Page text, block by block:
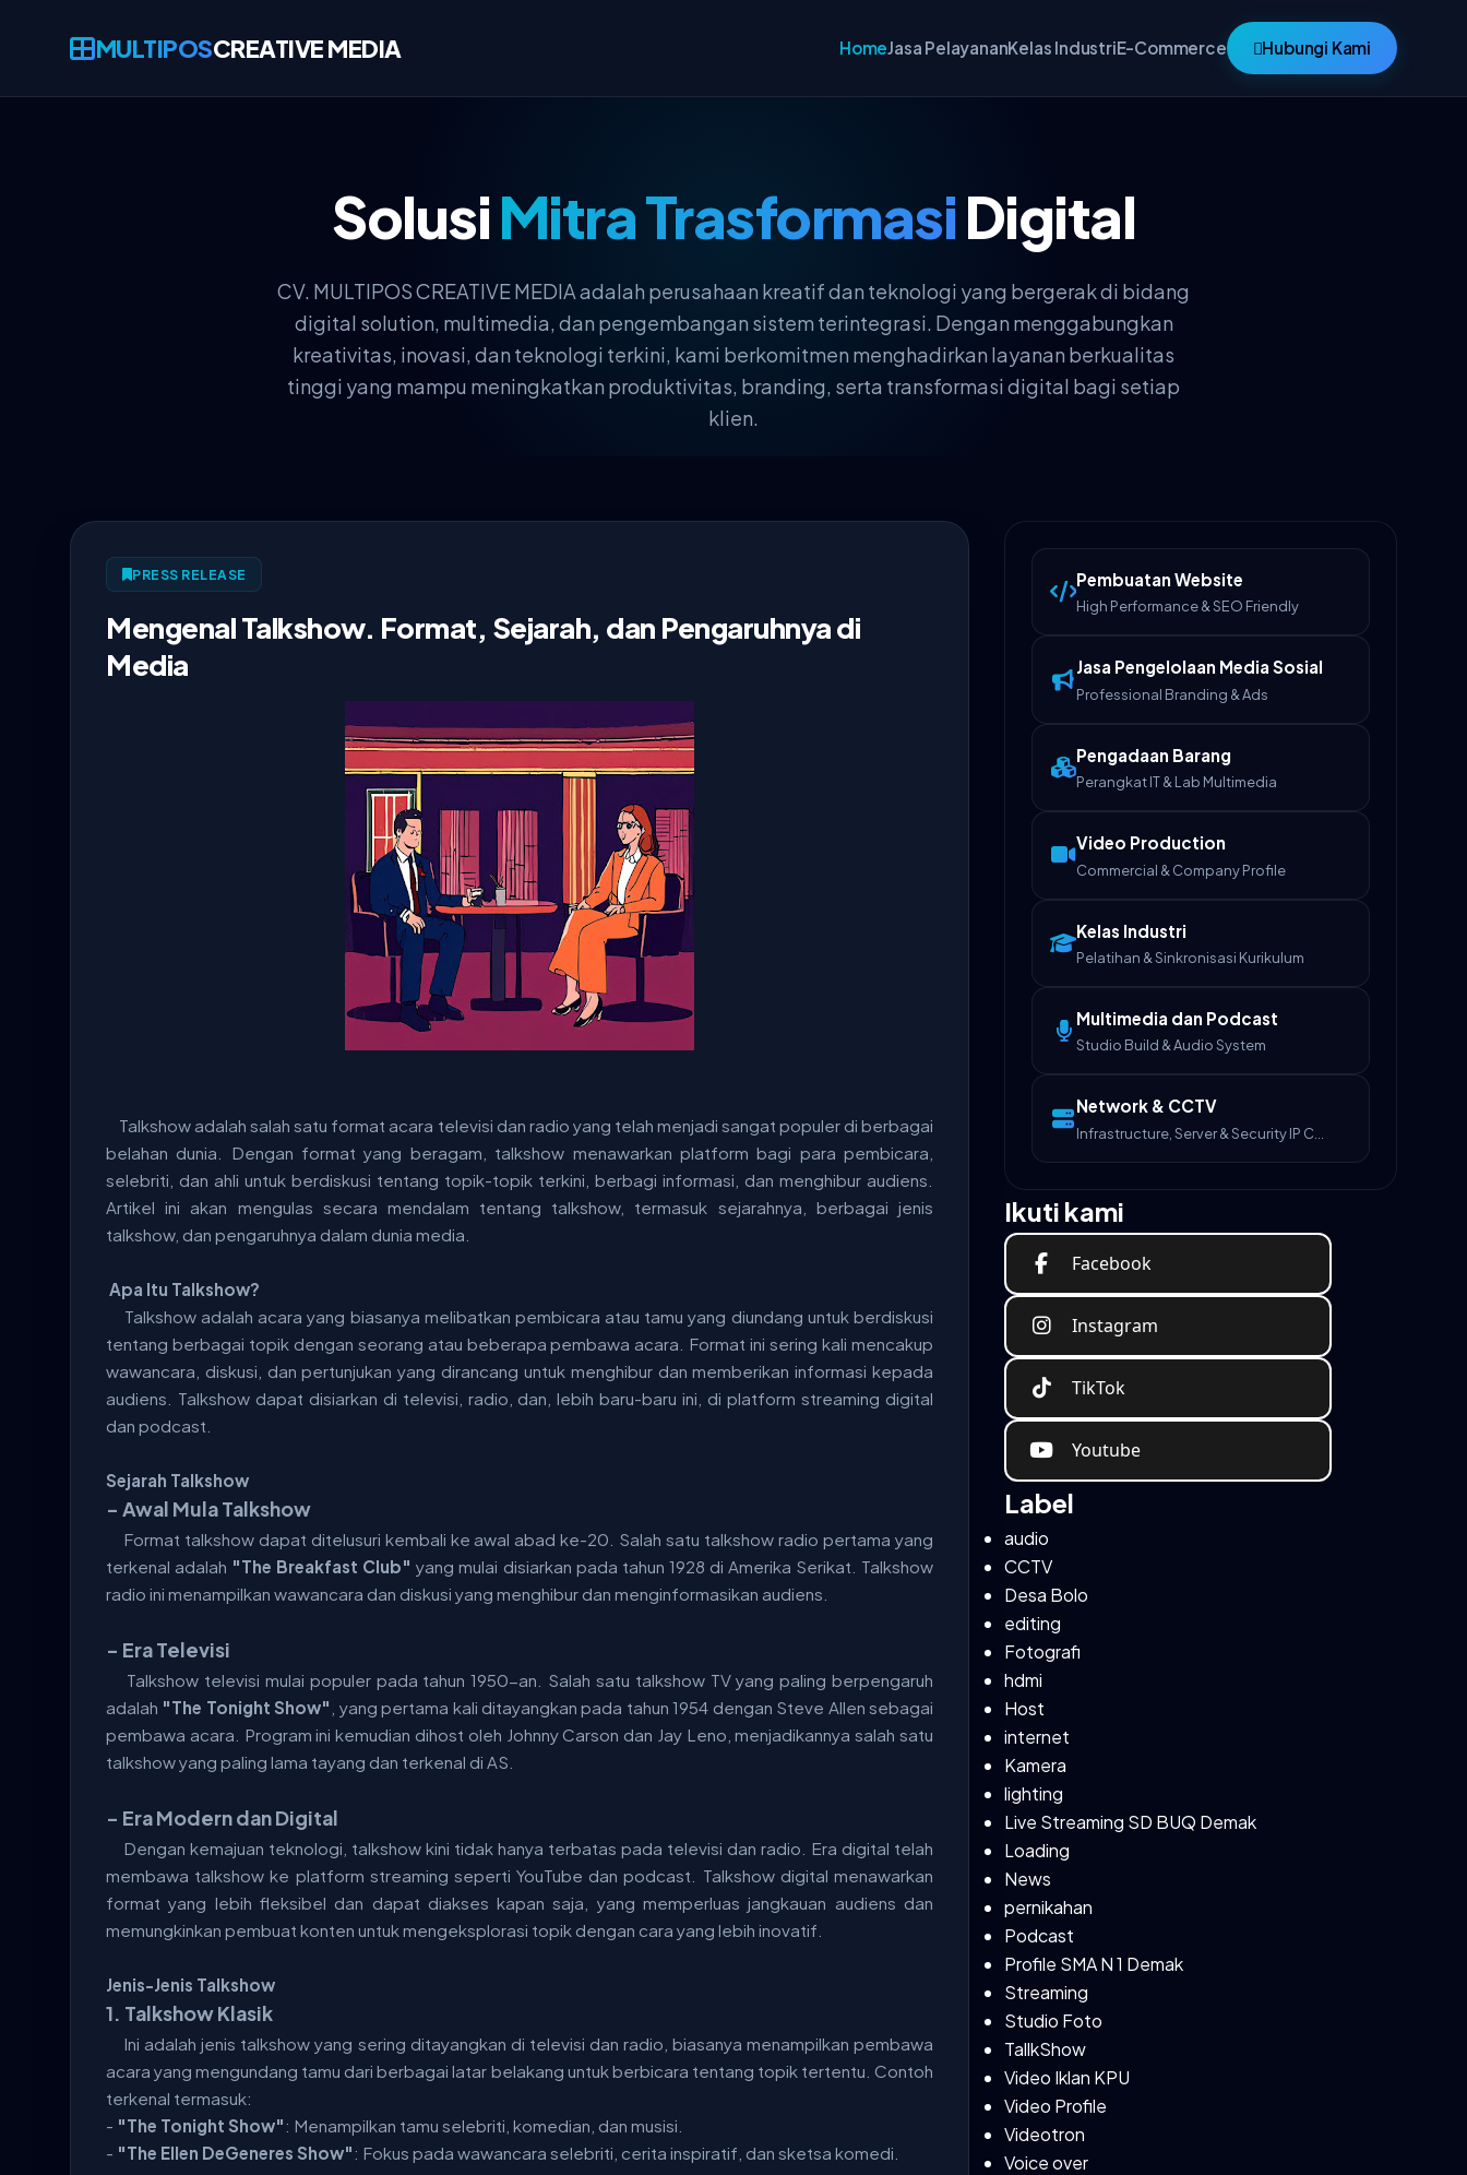
MULTIPOSCREATIVE MEDIA HomeJasa PelayananKelas IndustriE-Commerce Hubungi Kami
SolusiMitra TrasformasiDigital
CV. MULTIPOS CREATIVE MEDIA adalah perusahaan kreatif dan teknologi yang bergerak di bidang
digital solution, multimedia, dan pengembangan sistem terintegrasi. Dengan menggabungkan
kreativitas, inovasi, dan teknologi terkini, kami berkomitmen menghadirkan layanan berkualitas
tinggi yang mampu meningkatkan produktivitas, branding, serta transformasi digital bagi setiap
klien.
PRESS RELEASE
Mengenal Talkshow. Format, Sejarah, dan Pengaruhnya di
Media
Talkshow adalah salah satu format acara televisi dan radio yang telah menjadi sangat populer di berbagai
belahan dunia. Dengan format yang beragam, talkshow menawarkan platform bagi para pembicara,
selebriti, dan ahli untuk berdiskusi tentang topik-topik terkini, berbagi informasi, dan menghibur audiens.
Artikel ini akan mengulas secara mendalam tentang talkshow, termasuk sejarahnya, berbagai jenis
talkshow, dan pengaruhnya dalam dunia media.
Apa Itu Talkshow?
Talkshow adalah acara yang biasanya melibatkan pembicara atau tamu yang diundang untuk berdiskusi
tentang berbagai topik dengan seorang atau beberapa pembawa acara. Format ini sering kali mencakup
wawancara, diskusi, dan pertunjukan yang dirancang untuk menghibur dan memberikan informasi kepada
audiens. Talkshow dapat disiarkan di televisi, radio, dan, lebih baru-baru ini, di platform streaming digital
dan podcast.
Sejarah Talkshow
- Awal Mula Talkshow
Format talkshow dapat ditelusuri kembali ke awal abad ke-20. Salah satu talkshow radio pertama yang
terkenal adalah "The Breakfast Club" yang mulai disiarkan pada tahun 1928 di Amerika Serikat. Talkshow
radio ini menampilkan wawancara dan diskusi yang menghibur dan menginformasikan audiens.
- Era Televisi
Talkshow televisi mulai populer pada tahun 1950-an. Salah satu talkshow TV yang paling berpengaruh
adalah "The Tonight Show" , yang pertama kali ditayangkan pada tahun 1954 dengan Steve Allen sebagai
pembawa acara. Program ini kemudian dihost oleh Johnny Carson dan Jay Leno, menjadikannya salah satu
talkshow yang paling lama tayang dan terkenal di AS.
- Era Modern dan Digital
Dengan kemajuan teknologi, talkshow kini tidak hanya terbatas pada televisi dan radio. Era digital telah
membawa talkshow ke platform streaming seperti YouTube dan podcast. Talkshow digital menawarkan
format yang lebih fleksibel dan dapat diakses kapan saja, yang memperluas jangkauan audiens dan
memungkinkan pembuat konten untuk mengeksplorasi topik dengan cara yang lebih inovatif.
Jenis-Jenis Talkshow
1. Talkshow Klasik
Ini adalah jenis talkshow yang sering ditayangkan di televisi dan radio, biasanya menampilkan pembawa
acara yang mengundang tamu dari berbagai latar belakang untuk berbicara tentang topik tertentu. Contoh
terkenal termasuk:
- "The Tonight Show": Menampilkan tamu selebriti, komedian, dan musisi.
- "The Ellen DeGeneres Show": Fokus pada wawancara selebriti, cerita inspiratif, dan sketsa komedi.
Pembuatan Website
High Performance & SEO Friendly
Jasa Pengelolaan Media Sosial
Professional Branding & Ads
Pengadaan Barang
Perangkat IT & Lab Multimedia
Video Production
Commercial & Company Profile
Kelas Industri
Pelatihan & Sinkronisasi Kurikulum
Multimedia dan Podcast
Studio Build & Audio System
Network & CCTV
Ikuti kami
Facebook
Instagram
TikTok
Youtube
Label
audio
CCTV
Desa Bolo
editing
Fotografi
hdmi
Host
internet
Kamera
lighting
Live Streaming SD BUQ Demak
Loading
News
pernikahan
Podcast
Profile SMA N 1 Demak
Streaming
Studio Foto
TallkShow
Video Iklan KPU
Video Profile
Videotron
Voice over